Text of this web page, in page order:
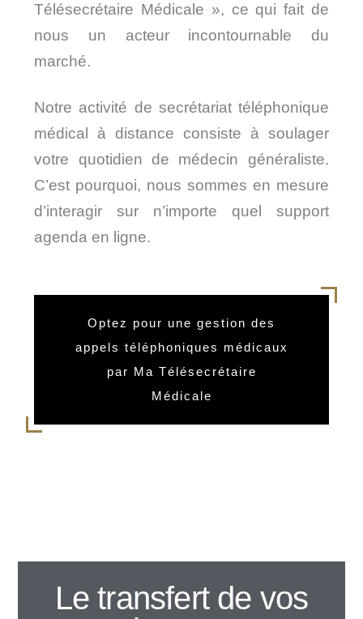
Télésecrétaire Médicale », ce qui fait de
nous un acteur incontournable du
marché.
Notre activité de secrétariat téléphonique
médical à distance consiste à soulager
votre quotidien de médecin généraliste.
C’est pourquoi, nous sommes en mesure
d’interagir sur n’importe quel support
agenda en ligne.
Optez pour une gestion des
appels téléphoniques médicaux
par Ma Télésecrétaire
Médicale
Le transfert de vos